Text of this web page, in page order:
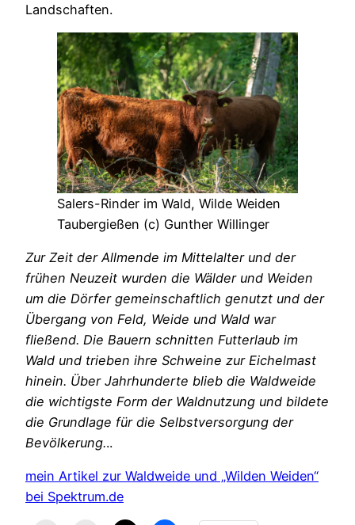
Landschaften.
Salers-Rinder im Wald, Wilde Weiden
Taubergießen (c) Gunther Willinger
Zur Zeit der Allmende im Mittelalter und der
frühen Neuzeit wurden die Wälder und Weiden
um die Dörfer gemeinschaftlich genutzt und der
Übergang von Feld, Weide und Wald war
fließend. Die Bauern schnitten Futterlaub im
Wald und trieben ihre Schweine zur Eichelmast
hinein. Über Jahrhunderte blieb die Waldweide
die wichtigste Form der Waldnutzung und bildete
die Grundlage für die Selbstversorgung der
Bevölkerung...
mein Artikel zur Waldweide und „Wilden Weiden“
bei Spektrum.de